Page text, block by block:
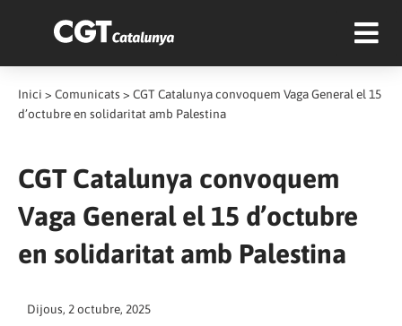
Inici > Comunicats > CGT Catalunya convoquem Vaga General el 15
d’octubre en solidaritat amb Palestina
CGT Catalunya convoquem
Vaga General el 15 d’octubre
en solidaritat amb Palestina
Dijous, 2 octubre, 2025